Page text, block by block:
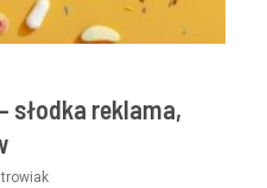
słodka reklama,